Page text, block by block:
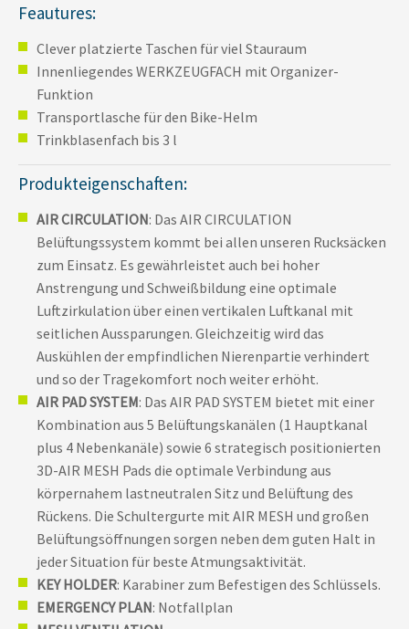
Feautures:
Clever platzierte Taschen für viel Stauraum
Innenliegendes WERKZEUGFACH mit Organizer-
Funktion
Transportlasche für den Bike-Helm
Trinkblasenfach bis 3 l
Produkteigenschaften:
AIR CIRCULATION: Das AIR CIRCULATION
Belüftungssystem kommt bei allen unseren Rucksäcken
zum Einsatz. Es gewährleistet auch bei hoher
Anstrengung und Schweißbildung eine optimale
Luftzirkulation über einen vertikalen Luftkanal mit
seitlichen Aussparungen. Gleichzeitig wird das
Auskühlen der empfindlichen Nierenpartie verhindert
und so der Tragekomfort noch weiter erhöht.
AIR PAD SYSTEM: Das AIR PAD SYSTEM bietet mit einer
Kombination aus 5 Belüftungskanälen (1 Hauptkanal
plus 4 Nebenkanäle) sowie 6 strategisch positionierten
3D-AIR MESH Pads die optimale Verbindung aus
körpernahem lastneutralen Sitz und Belüftung des
Rückens. Die Schultergurte mit AIR MESH und großen
Belüftungsöffnungen sorgen neben dem guten Halt in
jeder Situation für beste Atmungsaktivität.
KEY HOLDER: Karabiner zum Befestigen des Schlüssels.
EMERGENCY PLAN: Notfallplan